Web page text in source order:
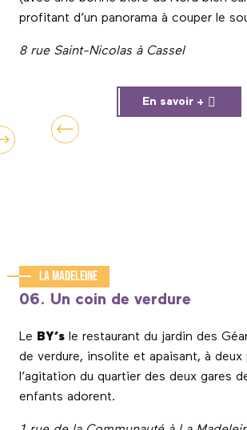
profitant d’un panorama à couper le
8 rue Saint-Nicolas à Cassel
En savoir +
La Madeleine
06. Un coin de verdure
Le BY’s le restaurant du jardin des
de verdure, insolite et apaisant, à deux
l’agitation du quartier des deux gares
enfants adorent.